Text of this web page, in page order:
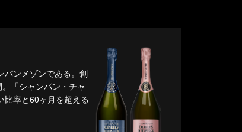
パンメゾンである。創
「シャンパン・チャ
比率と60ヶ月を超える